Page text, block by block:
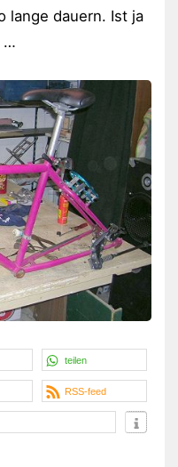
lange dauern. Ist ja
…
teilen
RSS-feed